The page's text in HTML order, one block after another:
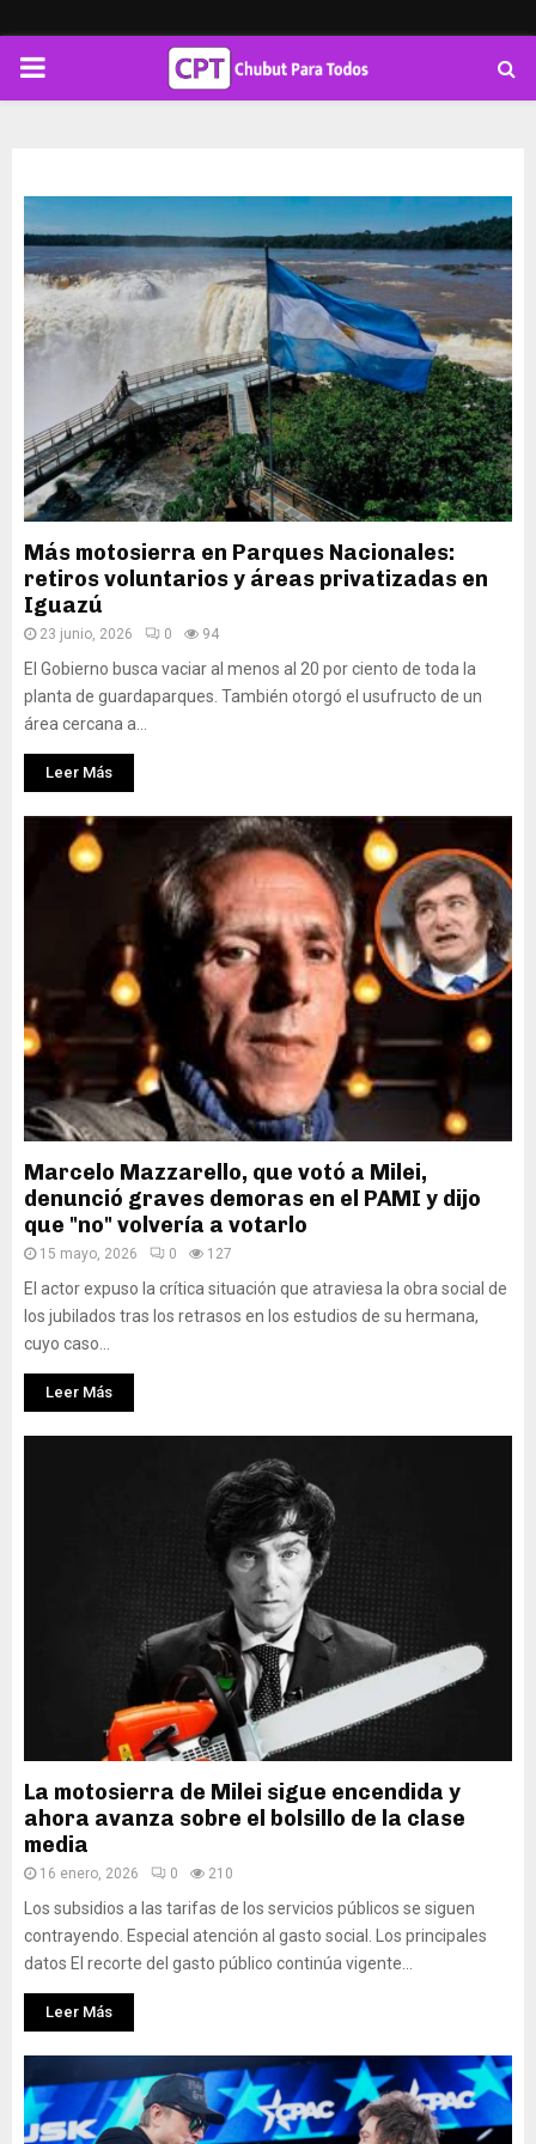
PRIMARY
Más motosierra en Parques Nacionales:
retiros voluntarios y áreas privatizadas en
Iguazú
23 junio, 2026 0 94
El Gobierno busca vaciar al menos al 20 por ciento de toda la
planta de guardaparques. También otorgó el usufructo de un
área cercana a...
Leer Más
Marcelo Mazzarello, que votó a Milei,
denunció graves demoras en el PAMI y dijo
que "no" volvería a votarlo
15 mayo, 2026 0 127
El actor expuso la crítica situación que atraviesa la obra social de
los jubilados tras los retrasos en los estudios de su hermana,
cuyo caso...
Leer Más
La motosierra de Milei sigue encendida y
ahora avanza sobre el bolsillo de la clase
media
16 enero, 2026 0 210
Los subsidios a las tarifas de los servicios públicos se siguen
contrayendo. Especial atención al gasto social. Los principales
datos El recorte del gasto público continúa vigente...
Leer Más